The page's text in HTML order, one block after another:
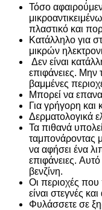
Τόσο
πλαστικό και
Κατάλληλο για
μικρών
Δεν είναι
επιφάνειες. Μην
βαμμένες
Μπορεί να
Για γρήγορη
Δερματολογικά
Τα πιθανά
ταμπονάροντας
να αφήσει ένα
επιφάνειες.
βενζίνη.
Οι περιοχές που
είναι στεγνές
Φυλάσσετε σε